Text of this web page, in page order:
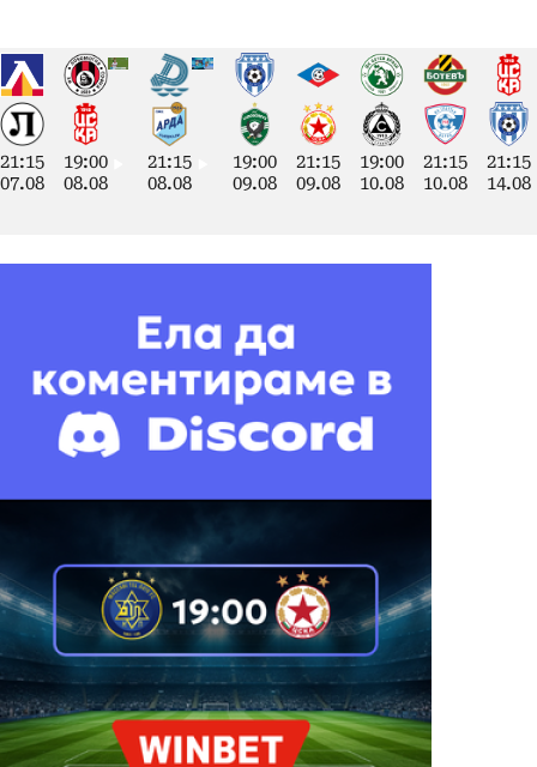
21:15
07.08
19:00
08.08
21:15
08.08
19:00
09.08
21:15
09.08
19:00
10.08
21:15
10.08
21:15
14.08